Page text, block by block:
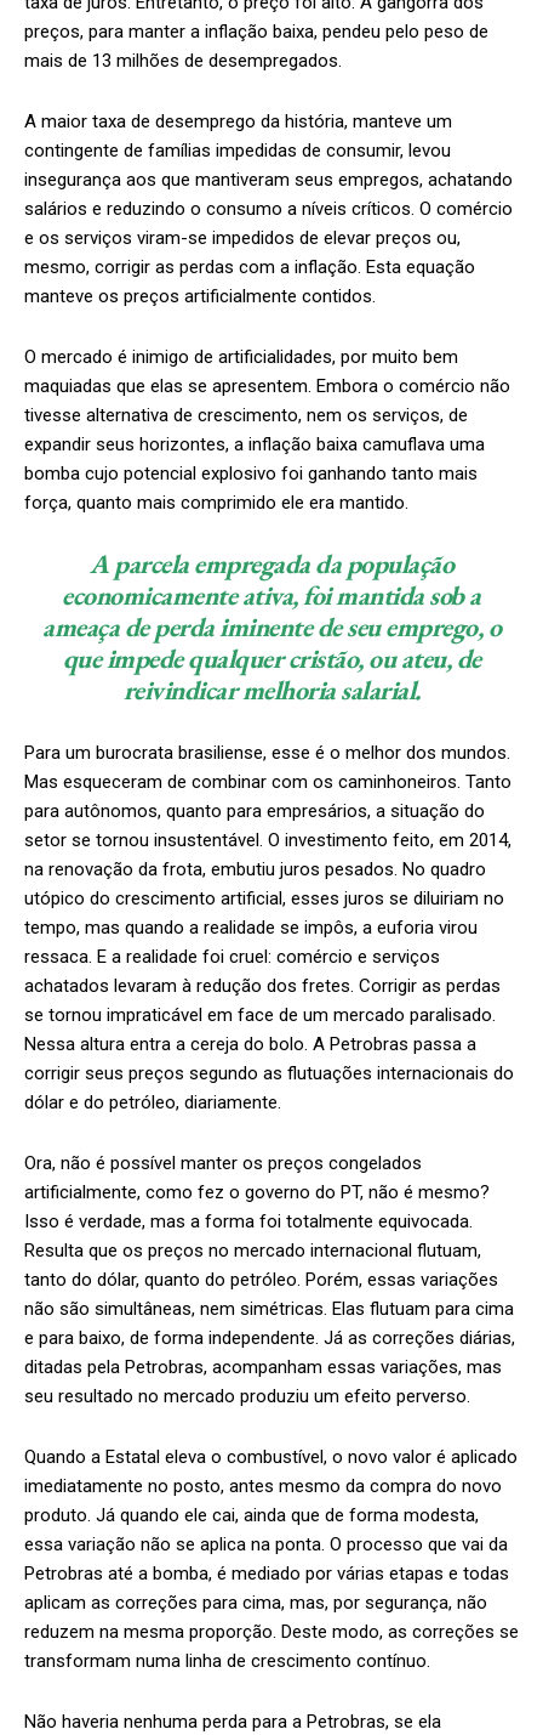
preços, para manter a inflação baixa, pendeu pelo peso de
mais de 13 milhões de desempregados.
A maior taxa de desemprego da história, manteve um
contingente de famílias impedidas de consumir, levou
insegurança aos que mantiveram seus empregos, achatando
salários e reduzindo o consumo a níveis críticos. O comércio
e os serviços viram-se impedidos de elevar preços ou,
mesmo, corrigir as perdas com a inflação. Esta equação
manteve os preços artificialmente contidos.
O mercado é inimigo de artificialidades, por muito bem
maquiadas que elas se apresentem. Embora o comércio não
tivesse alternativa de crescimento, nem os serviços, de
expandir seus horizontes, a inflação baixa camuflava uma
bomba cujo potencial explosivo foi ganhando tanto mais
força, quanto mais comprimido ele era mantido.
A parcela empregada da população
economicamente ativa, foi mantida sob a
ameaça de perda iminente de seu emprego, o
que impede qualquer cristão, ou ateu, de
reivindicar melhoria salarial.
Para um burocrata brasiliense, esse é o melhor dos mundos.
Mas esqueceram de combinar com os caminhoneiros. Tanto
para autônomos, quanto para empresários, a situação do
setor se tornou insustentável. O investimento feito, em 2014,
na renovação da frota, embutiu juros pesados. No quadro
utópico do crescimento artificial, esses juros se diluiriam no
tempo, mas quando a realidade se impôs, a euforia virou
ressaca. E a realidade foi cruel: comércio e serviços
achatados levaram à redução dos fretes. Corrigir as perdas
se tornou impraticável em face de um mercado paralisado.
Nessa altura entra a cereja do bolo. A Petrobras passa a
corrigir seus preços segundo as flutuações internacionais do
dólar e do petróleo, diariamente.
Ora, não é possível manter os preços congelados
artificialmente, como fez o governo do PT, não é mesmo?
Isso é verdade, mas a forma foi totalmente equivocada.
Resulta que os preços no mercado internacional flutuam,
tanto do dólar, quanto do petróleo. Porém, essas variações
não são simultâneas, nem simétricas. Elas flutuam para cima
e para baixo, de forma independente. Já as correções diárias,
ditadas pela Petrobras, acompanham essas variações, mas
seu resultado no mercado produziu um efeito perverso.
Quando a Estatal eleva o combustível, o novo valor é aplicado
imediatamente no posto, antes mesmo da compra do novo
produto. Já quando ele cai, ainda que de forma modesta,
essa variação não se aplica na ponta. O processo que vai da
Petrobras até a bomba, é mediado por várias etapas e todas
aplicam as correções para cima, mas, por segurança, não
reduzem na mesma proporção. Deste modo, as correções se
transformam numa linha de crescimento contínuo.
Não haveria nenhuma perda para a Petrobras, se ela